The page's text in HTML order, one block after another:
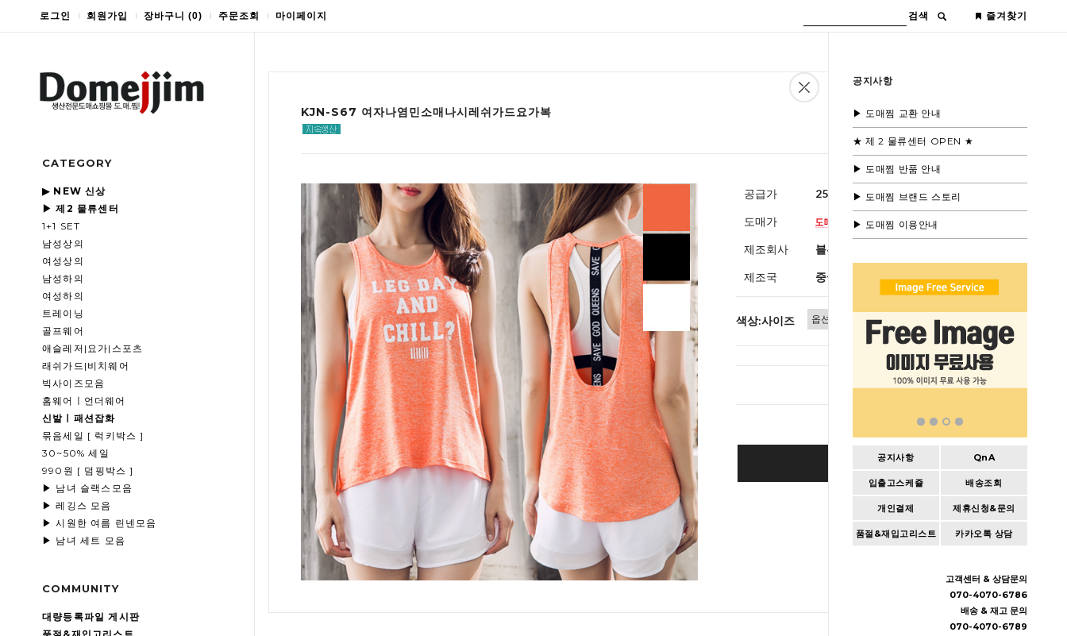
로그인 회원가입 장바구니 (0) 주문조회 마이페이지 검색 즐겨찾기
CATEGORY
▶ NEW 신상
▶ 제2 물류센터
1+1 SET
남성상의
여성상의
남성하의
여성하의
트레이닝
골프웨어
애슬레저|요가|스포츠
래쉬가드|비치웨어
빅사이즈모음
홈웨어ㅣ언더웨어
신발ㅣ패션잡화
묶음세일 [ 럭키박스 ]
30~50% 세일
990원 [ 덤핑박스 ]
▶ 남녀 슬랙스모음
▶ 레깅스 모음
▶ 시원한 여름 린넨모음
▶ 남녀 세트 모음
COMMUNITY
대량등록파일 게시판
공지사항
▶ 도매찜 교환 안내
★ 제 2 물류센터 OPEN ★
▶ 도매찜 반품 안내
▶ 도매찜 브랜드 스토리
▶ 도매찜 이용안내
공지사항 QnA
입출고스케쥴 배송조회
개인결제 제휴신청&문의
품절&재입고리스트 카카오톡 상담
고객센터 & 상담문의
070-4070-6786
배송 & 재고 문의
070-4070-6789
KJN-S67 여자나염민소매나시레쉬가드요가복
공급가 25,600원(부가세별도)
도매가
제조회사 블루모드
제조국 중국
색상:사이즈
총 상품
BUY IT NOW
Cart | Wishlist